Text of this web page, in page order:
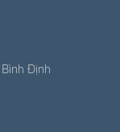
Định